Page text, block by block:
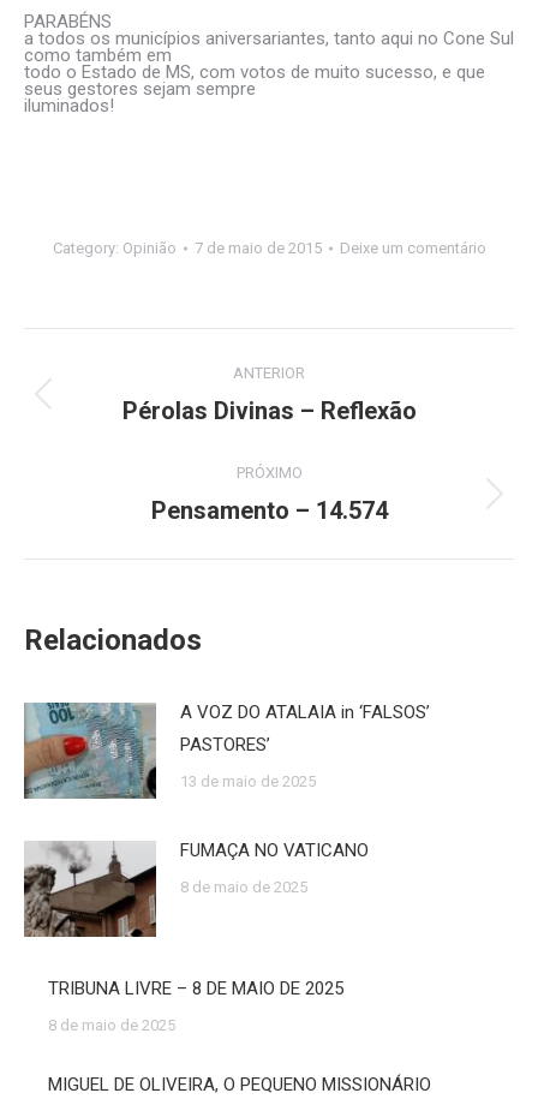
PARABÉNS
a todos os municípios aniversariantes, tanto aqui no Cone Sul
como também em
todo o Estado de MS, com votos de muito sucesso, e que
seus gestores sejam sempre
iluminados!
Category: Opinião 7 de maio de 2015 Deixe um comentário
de
ANTERIOR
Post
Pérolas Divinas – Reflexão
PRÓXIMO
Próximo
Pensamento – 14.574
Relacionados
A VOZ DO ATALAIA in ‘FALSOS’
PASTORES’
13 de maio de 2025
FUMAÇA NO VATICANO
8 de maio de 2025
TRIBUNA LIVRE – 8 DE MAIO DE 2025
8 de maio de 2025
MIGUEL DE OLIVEIRA, O PEQUENO MISSIONÁRIO